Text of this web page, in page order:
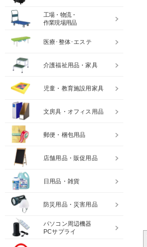
工場・物流・
作業現場用品
医療･整体･エステ
介護福祉用品・家具
児童・教育施設用家具
文房具・オフィス用品
郵便・梱包用品
店舗用品・販促用品
日用品・雑貨
防災用品・災害用品
パソコン周辺機器
PCサプライ